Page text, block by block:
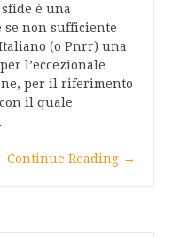
è una
se non sufficiente –
(o Pnrr) una
l’eccezionale
per il riferimento
il quale
Continue Reading →